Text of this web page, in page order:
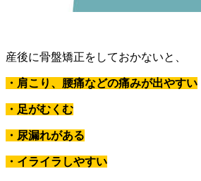
産後に骨盤矯正をしておかないと、
・肩こり、腰痛などの痛みが出やすい
・足がむくむ
・尿漏れがある
・イライラしやすい